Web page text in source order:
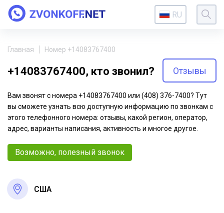
RU
Главная Номер +14083767400
+14083767400, кто звонил? Отзывы
Вам звонят с номера +14083767400 или (408) 376-7400? Тут
вы сможете узнать всю доступную информацию по звонкам с
этого телефонного номера: отзывы, какой регион, оператор,
адрес, варианты написания, активность и многое другое.
Возможно, полезный звонок
США